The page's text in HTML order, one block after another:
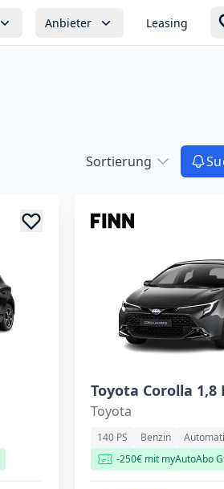
Anbieter Leasing
Sortierung
Toyota Corolla 1,8
Toyota
140 PS Benzin
-250€ mit myAutoAbo